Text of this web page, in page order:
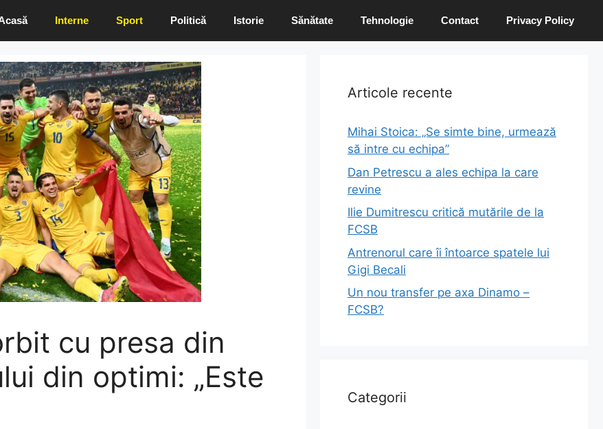
Interne Sport Politică Istorie Sănătate Tehnologie Contact Privacy Policy
cu presa din
din optimi: „Este
Articole recente
Mihai Stoica: „Se simte bine, urmează
să intre cu echipa”
Dan Petrescu a ales echipa la care
revine
Ilie Dumitrescu critică mutările de la
FCSB
Antrenorul care îi întoarce spatele lui
Gigi Becali
Un nou transfer pe axa Dinamo –
FCSB?
Categorii